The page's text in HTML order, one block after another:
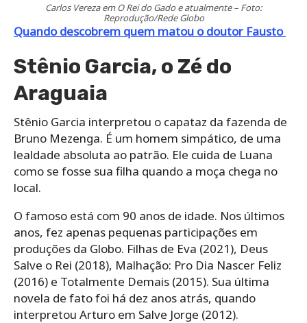
Carlos Vereza em O Rei do Gado e atualmente – Foto:
Reprodução/Rede Globo
Quando descobrem quem matou o doutor Fausto
Stênio Garcia, o Zé do
Araguaia
Stênio Garcia interpretou o capataz da fazenda de
Bruno Mezenga. É um homem simpático, de uma
lealdade absoluta ao patrão. Ele cuida de Luana
como se fosse sua filha quando a moça chega no
local.
O famoso está com 90 anos de idade. Nos últimos
anos, fez apenas pequenas participações em
produções da Globo. Filhas de Eva (2021), Deus
Salve o Rei (2018), Malhação: Pro Dia Nascer Feliz
(2016) e Totalmente Demais (2015). Sua última
novela de fato foi há dez anos atrás, quando
interpretou Arturo em Salve Jorge (2012).